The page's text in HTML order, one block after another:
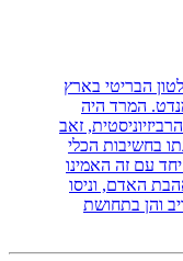
בשלטון הבריטי בארץ
המרד היה
זאב
בחשיבות הכלי
עם זה האמינו
האדם, וניסו
והן בתחושת